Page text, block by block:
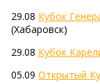
29.08 Кубок
(Хабаровск)
29.08 Кубок
05.09 Открытый